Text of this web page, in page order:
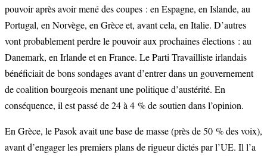
pouvoir après avoir mené des coupes : en Espagne, en Islande, au
Portugal, en Norvège, en Grèce et, avant cela, en Italie. D’autres
vont probablement perdre le pouvoir aux prochaines élections : au
Danemark, en Irlande et en France. Le Parti Travailliste irlandais
bénéficiait de bons sondages avant d’entrer dans un gouvernement
de coalition bourgeois menant une politique d’austérité. En
conséquence, il est passé de 24 à 4 % de soutien dans l’opinion.
En Grèce, le Pasok avait une base de masse (près de 50 % des voix),
avant d’engager les premiers plans de rigueur dictés par l’UE. Il l’a